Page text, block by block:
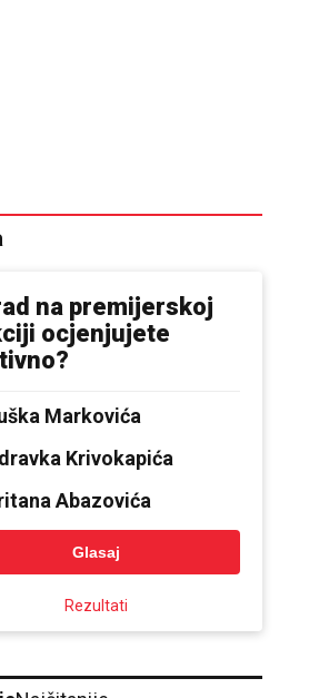
na premijerskoj
ocjenjujete
Markovića
Krivokapića
Abazovića
Glasaj
Rezultati